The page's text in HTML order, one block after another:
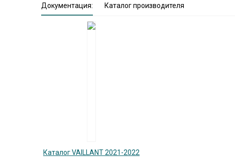
Документация: Каталог производителя
Каталог VAILLANT 2021-2022